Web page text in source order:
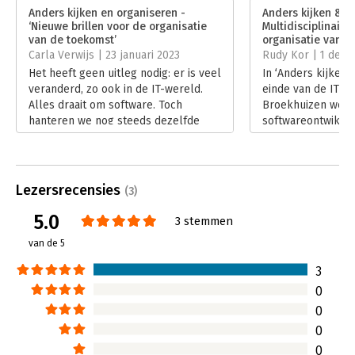
organiseer je dat dan? Hoe kom je van A naar B?’ komen
uitgebreid aan de orde in dit boek, waarin wordt ingegaan op
wat de relevantie is van (impliciete) kennis, irrationaliteit in
organisaties, motivatie van professionals en de kunst van
leidinggeven aan professionals. Met veel voorbeelden uit de
praktijk en inzichten uit kennismanagement en veranderkunde.
Verschijningsdatum:
28-10-2022
Hoofdrubriek: IT-management / ICT
Verandermanagement
Anders kijken en organiseren -
‘Nieuwe brillen voor de organisatie
van de toekomst’
Carla Verwijs | 23 januari 2023
Het heeft geen uitleg nodig: er is veel
veranderd, zo ook in de IT-wereld.
Alles draait om software. Toch
hanteren we nog steeds dezelfde
oude modellen en opereert de
Hoog tijd om anders naar de
organisatie en professionals te
kijken. Zo begint het betoog van Cor
Broekhuizen in ‘Anders kijken en
organiseren’. Ik ben benieuwd hoe de
moderne IT-afdeling à la Broekhuizen
er uitziet.
Lees verder
Anders kijken &
Multidisciplinair
organisatie van IT
Rudy Kor | 1
In ‘Anders kijken
einde van de IT-
Broekhuizen
huis en vooral
Lezersrecensies (3)
5.0
van de 5
3 stemmen
3
0
0
0
0